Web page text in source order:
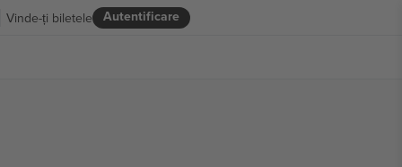
Autentificare
Vinde-ți biletele